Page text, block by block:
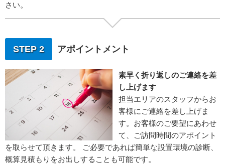
さい。
STEP 2 アポイントメント
素早く折り返しのご連絡を差
し上げます
担当エリアのスタッフからお
客様にご連絡を差し上げま
す。お客様のご要望にあわせ
て、ご訪問時間のアポイント
を取らせて頂きます。 ご必要であれば簡単な設置環境の診断、
概算見積もりをお出しすることも可能です。